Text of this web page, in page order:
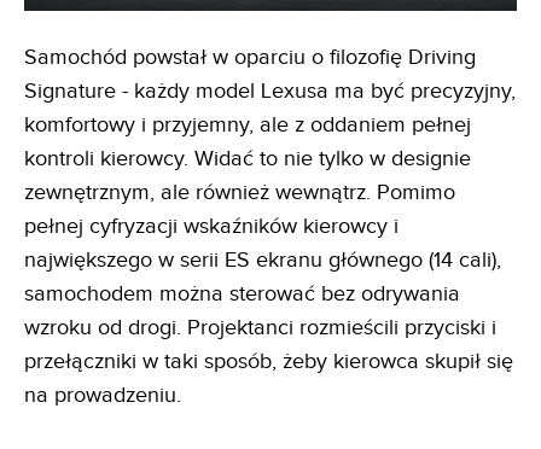
Samochód powstał w oparciu o filozofię Driving
Signature - każdy model Lexusa ma być precyzyjny,
komfortowy i przyjemny, ale z oddaniem pełnej
kontroli kierowcy. Widać to nie tylko w designie
zewnętrznym, ale również wewnątrz. Pomimo
pełnej cyfryzacji wskaźników kierowcy i
największego w serii ES ekranu głównego (14 cali),
samochodem można sterować bez odrywania
wzroku od drogi. Projektanci rozmieścili przyciski i
przełączniki w taki sposób, żeby kierowca skupił się
na prowadzeniu.